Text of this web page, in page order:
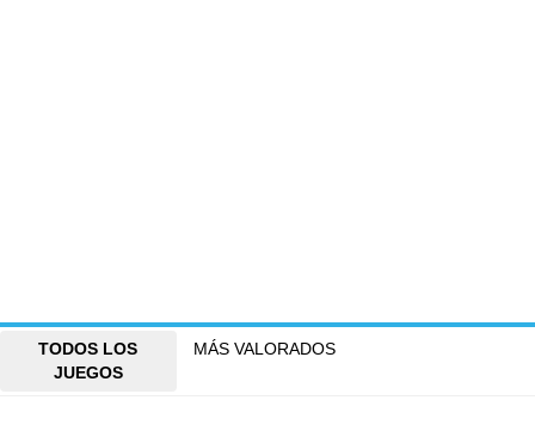
TODOS LOS
JUEGOS
MÁS VALORADOS